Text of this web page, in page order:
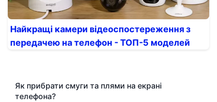
Найкращі камери відеоспостереження з
передачею на телефон - ТОП-5 моделей
Як прибрати смуги та плями на екрані
телефона?